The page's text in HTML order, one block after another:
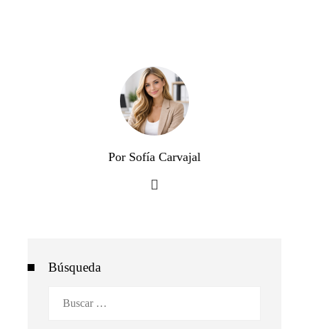
Por Sofía Carvajal
Búsqueda